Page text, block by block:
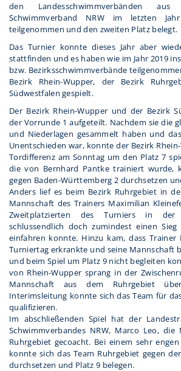
den Landesschwimmverbänden
Schwimmverband NRW im letzten
teilgenommen und den zweiten Platz belegt.
Das Turnier konnte dieses Jahr aber
stattfinden und es haben wie im Jahr 2019
bzw. Bezirksschwimmverbände
Bezirk Rhein-Wupper, der Bezirk
Südwestfalen gespielt.
Der Bezirk Rhein-Wupper und der Bezirk
der Vorrunde 1 aufgeteilt. Nachdem sie die
und Niederlagen gesammelt haben und
Unentschieden war, konnte der Bezirk
Tordifferenz am Sonntag um den Platz 7
die von Bernhard Pantke trainiert wurde,
gegen Baden-Württemberg 2 durchsetzen
Anders lief es beim Bezirk Ruhrgebiet in
Mannschaft des Trainers Maximilian
Zweitplatzierten des Turniers in
schlussendlich doch zumindest einen
einfahren konnte. Hinzu kam, dass Trainer
Turniertag erkrankte und seine Mannschaft
und beim Spiel um Platz 9 nicht begleiten
von Rhein-Wupper sprang in der
Mannschaft aus dem Ruhrgebiet
Interimsleitung konnte sich das Team für
qualifizieren.
Im abschließenden Spiel hat der
Schwimmverbandes NRW, Marco Leo, die
Ruhrgebiet gecoacht. Bei einem sehr
konnte sich das Team Ruhrgebiet gegen
durchsetzen und Platz 9 belegen.